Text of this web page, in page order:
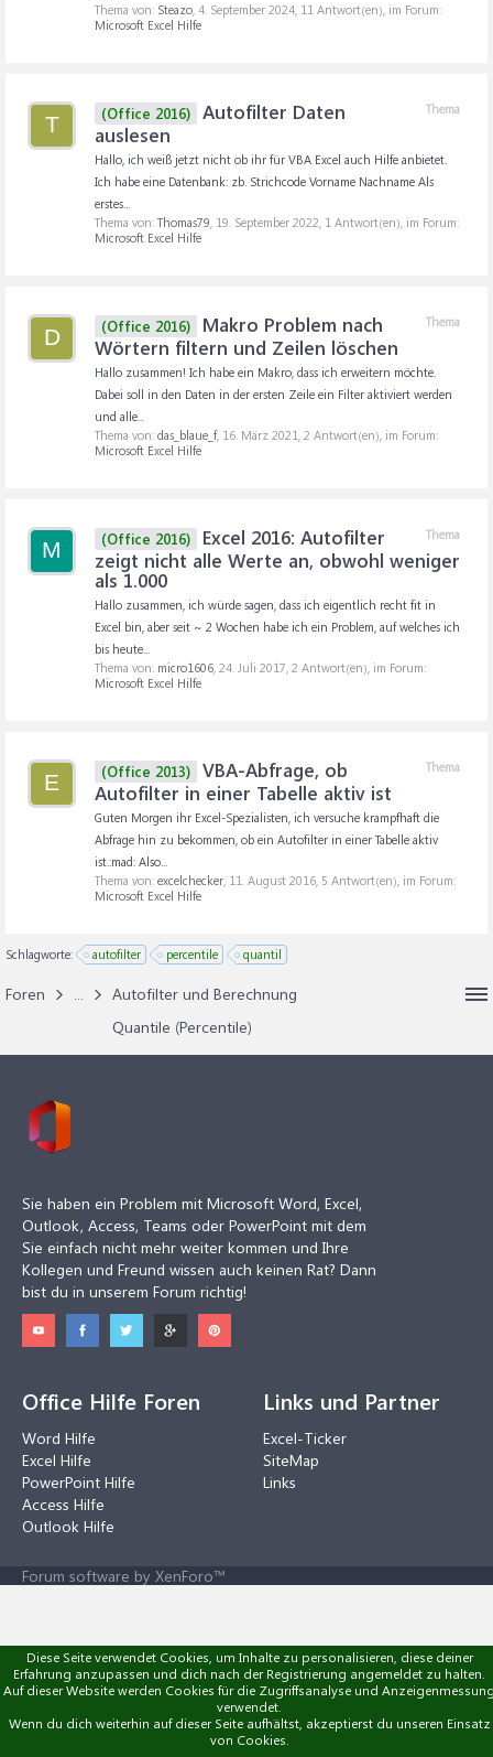
Thema von: Steazo, 4. September 2024, 11 Antwort(en), im Forum:
Microsoft Excel Hilfe
T
Thema
(Office 2016)
Autofilter Daten
auslesen
Hallo, ich weiß jetzt nicht ob ihr für VBA Excel auch Hilfe anbietet.
Ich habe eine Datenbank: zb. Strichcode Vorname Nachname Als
erstes...
Thema von: Thomas79, 19. September 2022, 1 Antwort(en), im Forum:
Microsoft Excel Hilfe
D
Thema
(Office 2016)
Makro Problem nach
Wörtern filtern und Zeilen löschen
Hallo zusammen! Ich habe ein Makro, dass ich erweitern möchte.
Dabei soll in den Daten in der ersten Zeile ein Filter aktiviert werden
und alle...
Thema von: das_blaue_f, 16. März 2021, 2 Antwort(en), im Forum:
Microsoft Excel Hilfe
M
Thema
(Office 2016)
Excel 2016: Autofilter
zeigt nicht alle Werte an, obwohl weniger
als 1.000
Hallo zusammen, ich würde sagen, dass ich eigentlich recht fit in
Excel bin, aber seit ~ 2 Wochen habe ich ein Problem, auf welches ich
bis heute...
Thema von: micro1606, 24. Juli 2017, 2 Antwort(en), im Forum:
Microsoft Excel Hilfe
E
Thema
(Office 2013)
VBA-Abfrage, ob
Autofilter in einer Tabelle aktiv ist
Guten Morgen ihr Excel-Spezialisten, ich versuche krampfhaft die
Abfrage hin zu bekommen, ob ein Autofilter in einer Tabelle aktiv
ist.:mad: Also...
Thema von: excelchecker, 11. August 2016, 5 Antwort(en), im Forum:
Microsoft Excel Hilfe
Schlagworte: autofilter percentile quantil
Foren ...
Autofilter und Berechnung
Quantile (Percentile)
Sie haben ein Problem mit Microsoft Word, Excel,
Outlook, Access, Teams oder PowerPoint mit dem
Sie einfach nicht mehr weiter kommen und Ihre
Kollegen und Freund wissen auch keinen Rat? Dann
bist du in unserem Forum richtig!
Office Hilfe Foren
Word Hilfe
Excel Hilfe
PowerPoint Hilfe
Access Hilfe
Outlook Hilfe
Links und Partner
Excel-Ticker
SiteMap
Links
Forum software by XenForo™
Diese Seite verwendet Cookies, um Inhalte zu personalisieren, diese deiner
Erfahrung anzupassen und dich nach der Registrierung angemeldet zu halten.
Auf dieser Website werden Cookies für die Zugriffsanalyse und
verwendet.
Wenn du dich weiterhin auf dieser Seite aufhältst, akzeptierst du unseren Einsatz
von Cookies.